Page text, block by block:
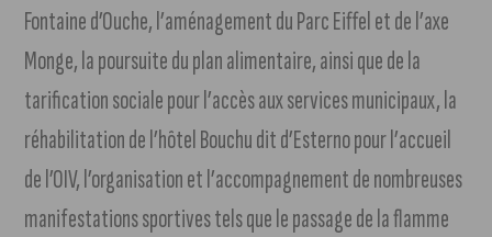
Fontaine d’Ouche, l’aménagement du Parc Eiffel et de l’axe
Monge, la poursuite du plan alimentaire, ainsi que de la
tarification sociale pour l’accès aux services municipaux, la
réhabilitation de l’hôtel Bouchu dit d’Esterno pour l’accueil
de l’OIV, l’organisation et l’accompagnement de nombreuses
manifestations sportives tels que le passage de la flamme